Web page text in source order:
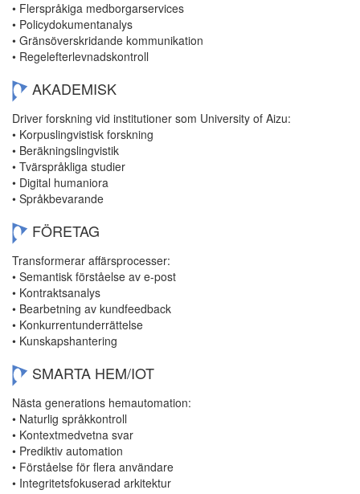
• Flerspråkiga medborgarservices
• Policydokumentanalys
• Gränsöverskridande kommunikation
• Regelefterlevnadskontroll
AKADEMISK
Driver forskning vid institutioner som University of Aizu:
• Korpuslingvistisk forskning
• Beräkningslingvistik
• Tvärspråkliga studier
• Digital humaniora
• Språkbevarande
FÖRETAG
Transformerar affärsprocesser:
• Semantisk förståelse av e-post
• Kontraktsanalys
• Bearbetning av kundfeedback
• Konkurrentunderrättelse
• Kunskapshantering
SMARTA HEM/IOT
Nästa generations hemautomation:
• Naturlig språkkontroll
• Kontextmedvetna svar
• Prediktiv automation
• Förståelse för flera användare
• Integritetsfokuserad arkitektur